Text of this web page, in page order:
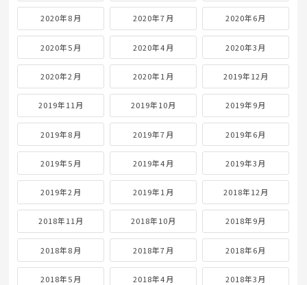
2020年8月 2020年7月 2020年6月
2020年5月 2020年4月 2020年3月
2020年2月 2020年1月 2019年12月
2019年11月 2019年10月 2019年9月
2019年8月 2019年7月 2019年6月
2019年5月 2019年4月 2019年3月
2019年2月 2019年1月 2018年12月
2018年11月 2018年10月 2018年9月
2018年8月 2018年7月 2018年6月
2018年5月 2018年4月 2018年3月